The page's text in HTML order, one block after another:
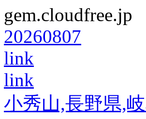
gem.cloudfree.jp
20260807
link
link
小秀山,長野県,